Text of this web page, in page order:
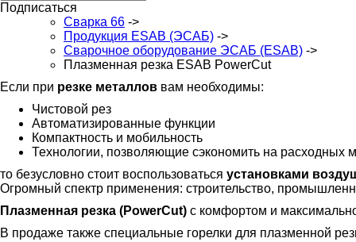
Подписаться
Сварка 66 ->
Продукция ESAB (ЭСАБ) ->
Сварочное оборудование ЭСАБ (ESAB) ->
Плазменная резка ESAB PowerCut
Если при резке металлов вам необходимы:
Чистовой рез
Автоматизированные функции
Компактность и мобильность
Технологии, позволяющие сэкономить на расходных
то безусловно стоит воспользоваться установками
Огромный спектр применения: строительство,
Плазменная резка (PowerCut) с комфортом и
В продаже также специальные горелки для плазменной